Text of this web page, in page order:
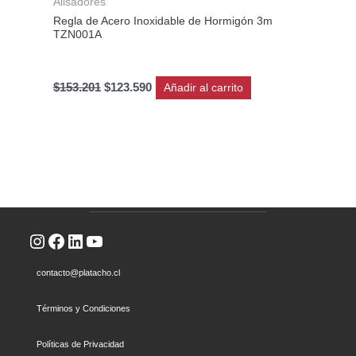
Regla de Acero Inoxidable de Hormigón 3m
TZN001A
$153.201 $123.590 Añadir al carrito
Instagram
Facebook
LinkedIn
YouTube
contacto@platacho.cl
Términos y Condiciones
Políticas de Privacidad